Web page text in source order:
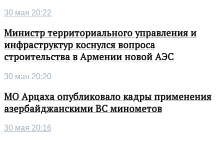
30 мая 20:22
Министр территориального управления и
инфраструктур коснулся вопроса
строительства в Армении новой АЭС
30 мая 20:20
МО Арцаха опубликовало кадры применения
азербайджанскими ВС минометов
30 мая 20:16